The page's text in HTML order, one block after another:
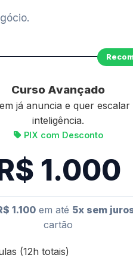
Curso Avançado
já anuncia e quer escalar
inteligência.
PIX com Desconto
1.000
1.100 em até 5x sem
cartão
(12h totais)